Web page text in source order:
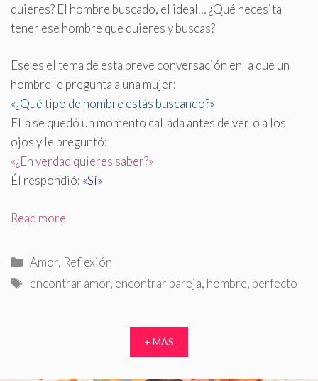
quieres? El hombre buscado, el ideal… ¿Qué necesita
tener ese hombre que quieres y buscas?
Ese es el tema de esta breve conversación en la que un
hombre le pregunta a una mujer:
«¿Qué tipo de hombre estás buscando?»
Ella se quedó un momento callada antes de verlo a los
ojos y le preguntó:
«¿En verdad quieres saber?»
Él respondió: «Sí»
Read more
Categorías
Amor, Reflexión
Etiquetas
encontrar amor, encontrar pareja, hombre, perfecto
+ MÁS